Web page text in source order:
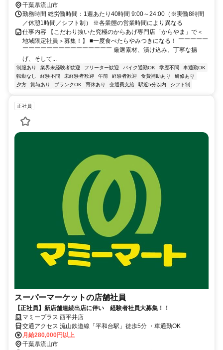
千葉県流山市
勤務時間 総労働時間：1週あたり40時間 9:00～24:00（※実働8時間
／休憩1時間／シフト制） ※各業態の営業時間により異なる
仕事内容 【こだわり抜いた究極のからあげ専門店「からやま」で＜
地域限定社員＞募集！】 ■一度食べたらやみつきになる！ ￣￣￣￣￣
￣￣￣￣￣￣￣￣￣￣￣￣￣￣￣ 厳選素材、漬け込み、丁寧な揚
げ、そして...
制服あり 業界未経験者歓迎 フリーター歓迎 バイク通勤OK 学歴不問
車通勤OK
転勤なし
経験不問 未経験者歓迎 午前 経験者歓迎 食費補助あり
研修あり
夕方
賞与あり ブランクOK 育休あり 交通費支給 駅近5分以内 シフト制
正社員
スーパーマーケットの店舗社員
【正社員】新店舗連続出店に伴い 経験者社員大募集！！
マミープラス 西平井店
交通アクセス 流山鉄道線「平和台駅」徒歩5分 ・車通勤OK
月給280,000円以上
千葉県流山市